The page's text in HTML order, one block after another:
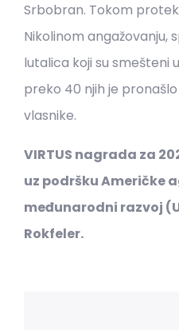
Srbobran. Tokom
Nikolinom angažovanju,
lutalica koji su smešteni
preko 40 njih je
vlasnike.
VIRTUS nagrada za
uz podršku Američke
međunarodni razvoj
Rokfeler.